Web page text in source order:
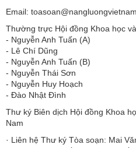
Email:
Thường trực Hội đồng Khoa học
​​​​​​- Nguyễn Anh Tuấn (A)
- Lê Chí Dũng
- Nguyễn Anh Tuấn (B)
- Nguyễn Thái Sơn
- Nguyễn Huy Hoạch
- Đào Nhật Đình
Thư ký Biên dịch Hội đồng Khoa
Nam
· Liên hệ Thư ký Tòa soạn: Mai